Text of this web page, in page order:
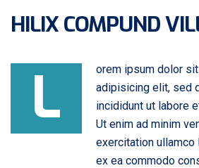
HILIX COMPUND
L
orem ipsum dolor
adipisicing elit, sed
incididunt ut labore
Ut enim ad minim
exercitation
ex ea commodo